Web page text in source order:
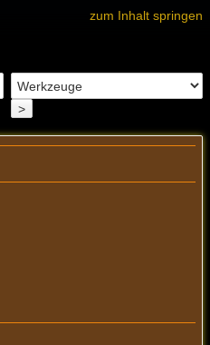
zum Inhalt springen
>